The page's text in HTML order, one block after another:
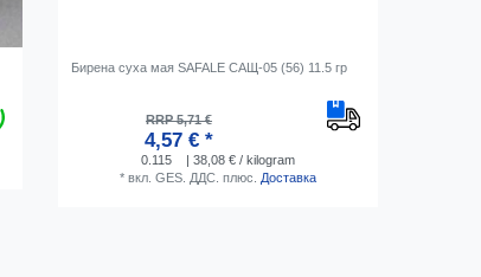
Бирена суха мая SAFALE САЩ-05 (56) 11.5 гр
RRP 5,71 €
4,57 € *
0.115
| 38,08 € / kilogram
* вкл. GES. ДДС. плюс. Доставка